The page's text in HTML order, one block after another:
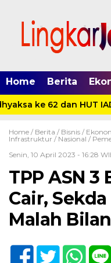
Home Berita
ke 62 dan HUT
Home / Berita / Bisnis /
Infrastruktur / Nasional /
Senin, 10 April 2023 - 16:28
TPP ASN
Cair,
Malah